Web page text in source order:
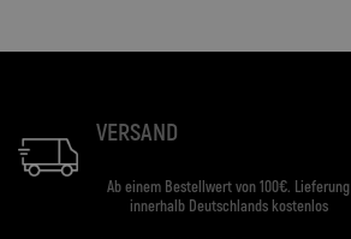
VERSAND
Ab einem Bestellwert von 100€. Lieferung
innerhalb Deutschlands kostenlos